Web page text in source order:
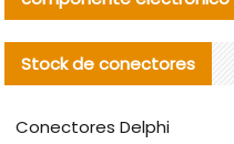
Stock de conectores
Conectores Delphi